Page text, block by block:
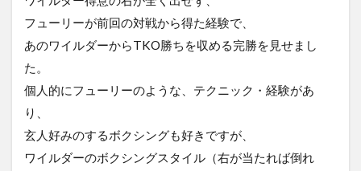
フューリーが前回の対戦から得た経験で、
あのワイルダーからTKO勝ちを収める完勝を見せまし
た。
個人的にフューリーのような、テクニック・経験があ
り、
玄人好みのするボクシングも好きですが、
ワイルダーのボクシングスタイル（右が当たれば倒れ